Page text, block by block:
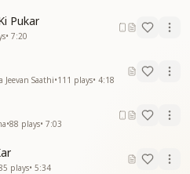
मन भाए
जब नजर न आए
सिखाए
मुरली सुनाए
जब नजर न आए
सिखाए
सिखाए
Pukar
• 7:20
Saathi•111 plays• 4:18
•88 plays• 7:03
plays• 5:34